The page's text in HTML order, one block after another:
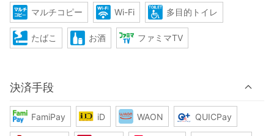
マルチコピー Wi-Fi 多目的トイレ
たばこ お酒 ファミマTV
決済手段
FamiPay iD WAON QUICPay